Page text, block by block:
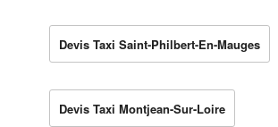
Devis Taxi Saint-Philbert-En-Mauges
Devis Taxi Montjean-Sur-Loire